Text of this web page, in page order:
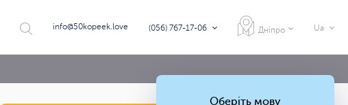
info@50kopeek.love (056) 767-17-06 Дніпро Ua
Оберіть мову